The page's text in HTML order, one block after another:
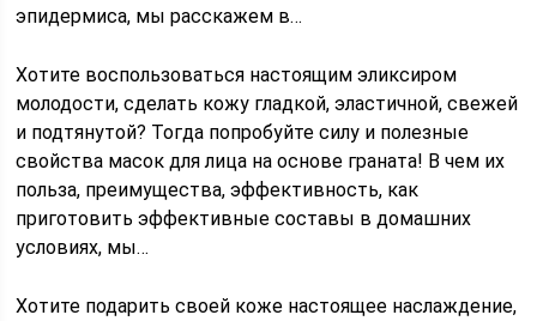
эпидермиса, мы расскажем в…
Хотите воспользоваться настоящим эликсиром
молодости, сделать кожу гладкой, эластичной, свежей
и подтянутой? Тогда попробуйте силу и полезные
свойства масок для лица на основе граната! В чем их
польза, преимущества, эффективность, как
приготовить эффективные составы в домашних
условиях, мы…
Хотите подарить своей коже настоящее наслаждение,